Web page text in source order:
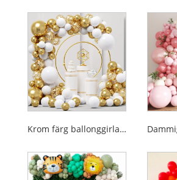
Krom färg ballonggirland